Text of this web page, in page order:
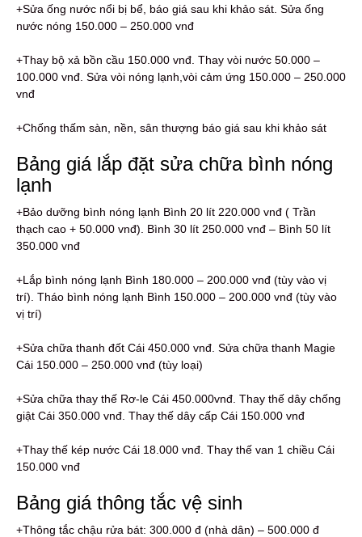
+Sửa ống nước nổi bị bể, báo giá sau khi khảo sát. Sửa ống
nước nóng 150.000 – 250.000 vnđ
+Thay bộ xả bồn cầu 150.000 vnđ. Thay vòi nước 50.000 –
100.000 vnđ. Sửa vòi nóng lạnh,vòi cảm ứng 150.000 – 250.000
vnđ
+Chống thấm sàn, nền, sân thượng báo giá sau khi khảo sát
Bảng giá lắp đặt sửa chữa bình nóng
lạnh
+Bảo dưỡng bình nóng lạnh Bình 20 lít 220.000 vnđ ( Trần
thạch cao + 50.000 vnđ). Bình 30 lít 250.000 vnđ – Bình 50 lít
350.000 vnđ
+Lắp bình nóng lạnh Bình 180.000 – 200.000 vnđ (tùy vào vị
trí). Tháo bình nóng lạnh Bình 150.000 – 200.000 vnđ (tùy vào
vị trí)
+Sửa chữa thanh đốt Cái 450.000 vnđ. Sửa chữa thanh Magie
Cái 150.000 – 250.000 vnđ (tùy loại)
+Sửa chữa thay thế Rơ-le Cái 450.000vnđ. Thay thế dây chống
giật Cái 350.000 vnđ. Thay thế dây cấp Cái 150.000 vnđ
+Thay thế kép nước Cái 18.000 vnđ. Thay thế van 1 chiều Cái
150.000 vnđ
Bảng giá thông tắc vệ sinh
+Thông tắc chậu rửa bát: 300.000 đ (nhà dân) – 500.000 đ